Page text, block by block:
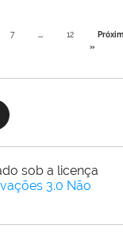
7 ... 12
»
sob a licença
3.0 Não